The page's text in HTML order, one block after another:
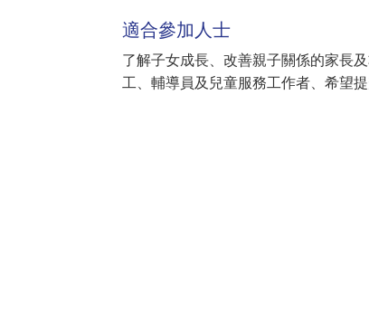
適合參加人士
了解子女成長、改善親子關係的家長
工、輔導員及兒童服務工作者、希望